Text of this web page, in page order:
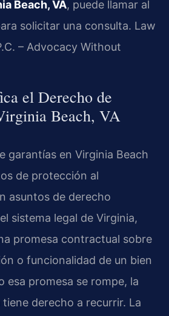
Beach, VA, puede llamar al
solicitar una consulta. Law
– Advocacy Without
el Derecho de
Beach, VA
garantías en Virginia Beach
de protección al
asuntos de derecho
sistema legal de Virginia,
promesa contractual sobre
o funcionalidad de un bien
esa promesa se rompe, la
derecho a recurrir. La